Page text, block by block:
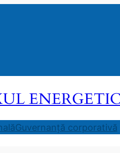
Guvernanță corporativă